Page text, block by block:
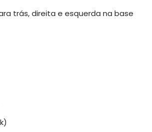
trás, direita e esquerda na base